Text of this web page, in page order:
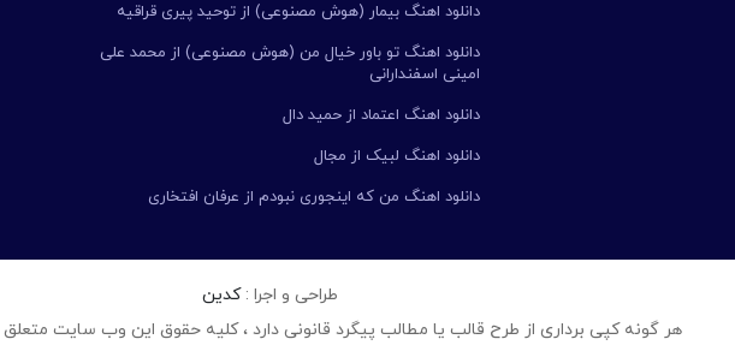
دانلود اهنگ بیمار (هوش مصنوعی) از توحید پیری قراقیه
دانلود اهنگ تو باور خیال من (هوش مصنوعی) از محمد علی
امینی اسفندارانی
دانلود اهنگ اعتماد از حمید دال
دانلود اهنگ لبیک از مجال
دانلود اهنگ من که اینجوری نبودم از عرفان افتخاری
طراحی و اجرا :کدین
هر گونه کپی برداری از طرح قالب یا مطالب پیگرد قانونی دارد ، کلیه حقوق این وب سایت